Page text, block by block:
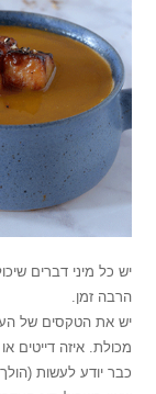
יש כל מיני דברים
הרבה זמן.
יש את הטקסים של
מכולת. איזה דייטים
כבר יודע לעשות